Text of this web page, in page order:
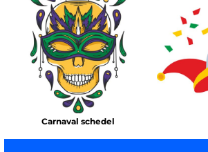
Carnaval schedel